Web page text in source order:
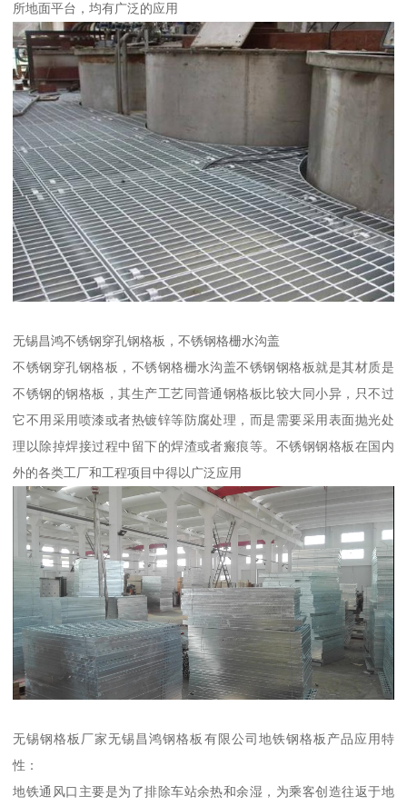
所地面平台，均有广泛的应用
无锡昌鸿不锈钢穿孔钢格板，不锈钢格栅水沟盖
不锈钢穿孔钢格板，不锈钢格栅水沟盖不锈钢钢格板就是其材质是
不锈钢的钢格板，其生产工艺同普通钢格板比较大同小异，只不过
它不用采用喷漆或者热镀锌等防腐处理，而是需要采用表面抛光处
理以除掉焊接过程中留下的焊渣或者瘢痕等。不锈钢钢格板在国内
外的各类工厂和工程项目中得以广泛应用
无锡钢格板厂家无锡昌鸿钢格板有限公司地铁钢格板产品应用特
性：
地铁通风口主要是为了排除车站余热和余湿，为乘客创造往返于地